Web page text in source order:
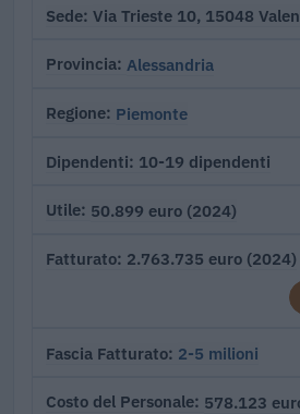
Sede Via Trieste 10, 15048
Provincia Alessandria
Regione Piemonte
Dipendenti 10-19 dipendenti
Utile 50.899 euro (2024)
Fatturato 2.763.735 euro (2024)
Fascia Fatturato 2-5 milioni
Costo del Personale 578.123